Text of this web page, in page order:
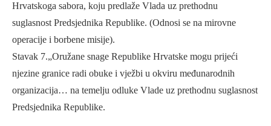
Hrvatskoga sabora, koju predlaže Vlada uz prethodnu
suglasnost Predsjednika Republike. (Odnosi se na mirovne
operacije i borbene misije).
Stavak 7.„Oružane snage Republike Hrvatske mogu prijeći
njezine granice radi obuke i vježbi u okviru međunarodnih
organizacija… na temelju odluke Vlade uz prethodnu suglasnost
Predsjednika Republike.